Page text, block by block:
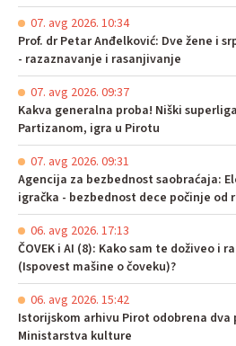
07. avg 2026. 10:34
Prof. dr Petar Anđelković: Dve žene i
- razaznavanje i rasanjivanje
07. avg 2026. 09:37
Kakva generalna proba! Niški
Partizanom, igra u Pirotu
07. avg 2026. 09:31
Agencija za bezbednost saobraćaja:
igračka - bezbednost dece počinje od
06. avg 2026. 17:13
ČOVEK i AI (8): Kako sam te doživeo i
(Ispovest mašine o čoveku)?
06. avg 2026. 15:42
Istorijskom arhivu Pirot odobrena
Ministarstva kulture